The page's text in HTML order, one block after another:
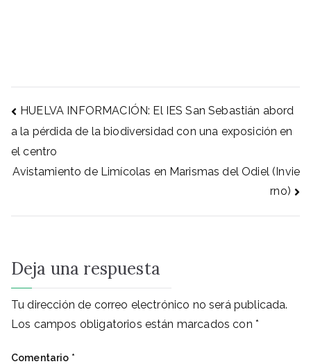
HUELVA INFORMACIÓN: El IES San Sebastián abord
a la pérdida de la biodiversidad con una exposición en
el centro
Avistamiento de Limícolas en Marismas del Odiel (Invie
rno)
Deja una respuesta
Tu dirección de correo electrónico no será publicada.
Los campos obligatorios están marcados con *
Comentario *